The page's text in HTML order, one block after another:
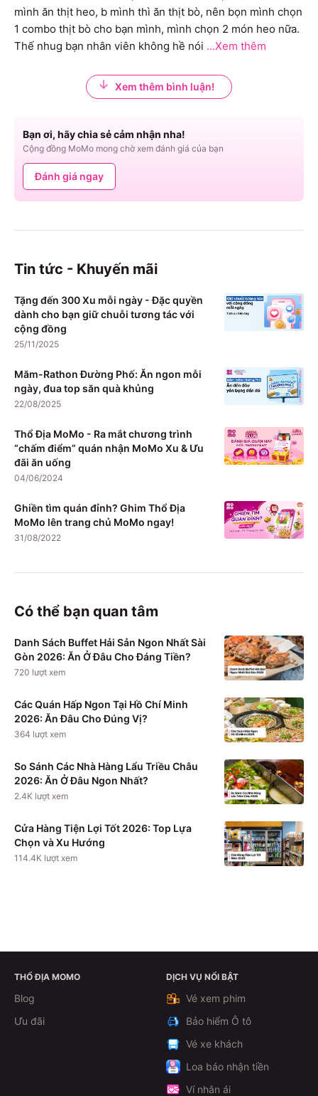
mình ăn thịt heo, b mình thì ăn thịt bò, nên bọn mình chọn
1 combo thịt bò cho bạn mình, mình chọn 2 món heo nữa.
Thế nhug bạn nhân viên không hề nói ...Xem thêm
Xem thêm bình luận!
Bạn ơi, hãy chia sẻ cảm nhận nha!
Cộng đồng MoMo mong chờ xem đánh giá của bạn
Đánh giá ngay
Tin tức - Khuyến mãi
Tặng đến 300 Xu mỗi ngày - Đặc quyền
dành cho bạn giữ chuỗi tương tác với
cộng đồng
25/11/2025
Măm-Rathon Đường Phố: Ăn ngon mỗi
ngày, đua top săn quà khủng
22/08/2025
Thổ Địa MoMo - Ra mắt chương trình
“chấm điểm” quán nhận MoMo Xu & Ưu
đãi ăn uống
04/06/2024
Ghiền tìm quán đỉnh? Ghim Thổ Địa
MoMo lên trang chủ MoMo ngay!
31/08/2022
Có thể bạn quan tâm
Danh Sách Buffet Hải Sản Ngon Nhất Sài
Gòn 2026: Ăn Ở Đâu Cho Đáng Tiền?
720 lượt xem
Các Quán Hấp Ngon Tại Hồ Chí Minh
2026: Ăn Đâu Cho Đúng Vị?
364 lượt xem
So Sánh Các Nhà Hàng Lẩu Triều Châu
2026: Ăn Ở Đâu Ngon Nhất?
2.4K lượt xem
Cửa Hàng Tiện Lợi Tốt 2026: Top Lựa
Chọn và Xu Hướng
114.4K lượt xem
Xem chi tiết
THỔ ĐỊA MOMO
Blog
Ưu đãi
DỊCH VỤ NỔI BẬT
Vé xem phim
Bảo hiểm Ô tô
Vé xe khách
Loa báo nhận tiền
Ví nhân ái